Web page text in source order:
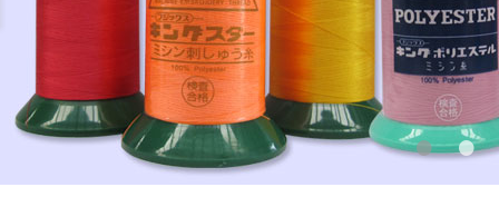
• •